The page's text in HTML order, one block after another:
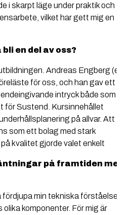
i skarpt läge under praktik och
vilket har gett mig en
en del av oss?
Andreas Engberg (en
för oss, och han gav ett
intryck både som
för Sustend. Kursinnehållet
på allvar. Att
som ett bolag med stark
kvalitet gjorde valet enkelt
på framtiden med
min tekniska förståelse
komponenter. För mig är